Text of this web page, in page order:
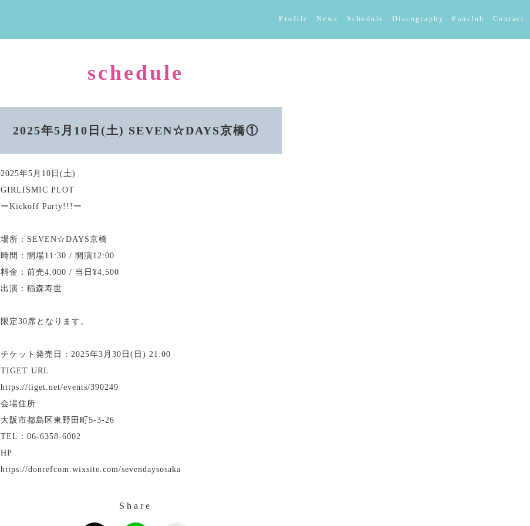
Profile News Schedule Discography Fanclub Contact
schedule
2025年5月10日(土) SEVEN☆DAYS京橋①
2025年5月10日(土)
GIRLISMIC PLOT
ーKickoff Party!!!ー
場所：SEVEN☆DAYS京橋
時間：開場11:30 / 開演12:00
料金：前売4,000 / 当日¥4,500
出演：稲森寿世
限定30席となります。
チケット発売日：2025年3月30日(日) 21:00
TIGET URL
https://tiget.net/events/390249
会場住所
大阪市都島区東野田町5-3-26
TEL：06-6358-6002
HP
https://donrefcom.wixsite.com/sevendaysosaka
Share